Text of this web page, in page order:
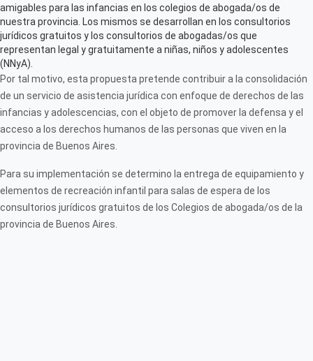
amigables para las infancias en los colegios de abogada/os de
nuestra provincia. Los mismos se desarrollan en los consultorios
jurídicos gratuitos y los consultorios de abogadas/os que
representan legal y gratuitamente a niñas, niños y adolescentes
(NNyA).
Por tal motivo, esta propuesta pretende contribuir a la consolidación
de un servicio de asistencia jurídica con enfoque de derechos de las
infancias y adolescencias, con el objeto de promover la defensa y el
acceso a los derechos humanos de las personas que viven en la
provincia de Buenos Aires.
Para su implementación se determino la entrega de equipamiento y
elementos de recreación infantil para salas de espera de los
consultorios jurídicos gratuitos de los Colegios de abogada/os de la
provincia de Buenos Aires.